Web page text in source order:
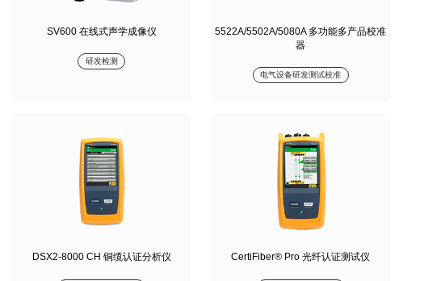
SV600 在线式声学成像仪
研发检测
5522A/5502A/5080A 多功能多产品校准
器
电气设备研发测试校准
DSX2-8000 CH 铜缆认证分析仪 CertiFiber® Pro 光纤认证测试仪